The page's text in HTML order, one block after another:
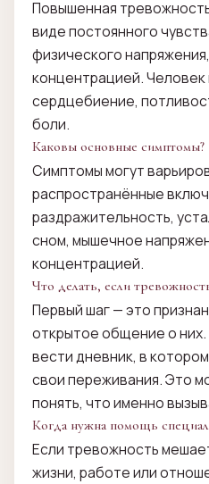
Повышенная
виде постоянного
физического
концентрацией.
сердцебиение,
боли.
Каковы основные симптомы?
Симптомы могут
распространённые
раздражительность,
сном, мышечное
концентрацией.
Что делать, если
Первый шаг — это
открытое общение о
вести дневник, в
свои переживания. Это
понять, что именно
Когда нужна помощь
Если тревожность
жизни, работе или